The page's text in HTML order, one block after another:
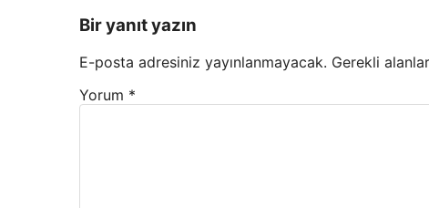
Bir yanıt yazın
E-posta adresiniz yayınlanmayacak. Gerekli alanlar
Yorum *